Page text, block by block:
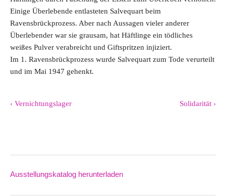
Einige Überlebende entlasteten Salvequart beim
Ravensbrückprozess. Aber nach Aussagen vieler anderer
Überlebender war sie grausam, hat Häftlinge ein tödliches
weißes Pulver verabreicht und Giftspritzen injiziert.
Im 1. Ravensbrückprozess wurde Salvequart zum Tode verurteilt
und im Mai 1947 gehenkt.
‹ Vernichtungslager Solidarität ›
Downloads
Ausstellungskatalog herunterladen